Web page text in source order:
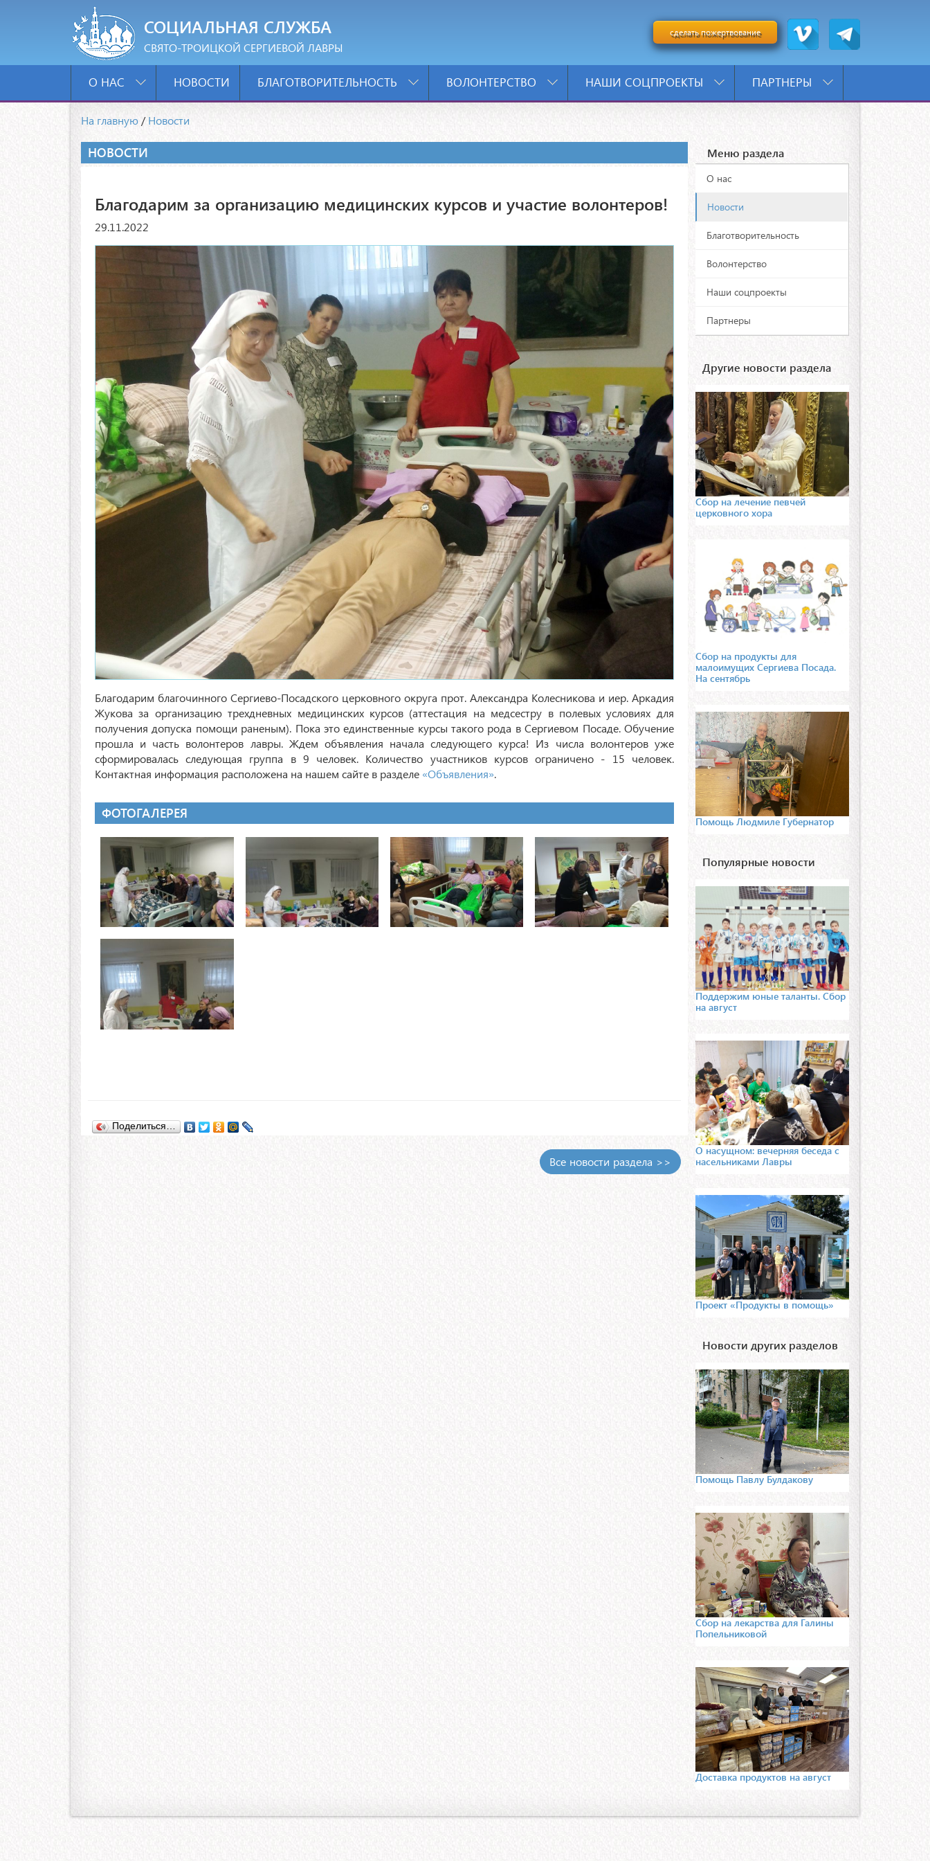
СОЦИАЛЬНАЯ СЛУЖБА
СВЯТО-ТРОИЦКОЙ СЕРГИЕВОЙ ЛАВРЫ
сделать пожертвование
О НАС НОВОСТИ БЛАГОТВОРИТЕЛЬНОСТЬ ВОЛОНТЕРСТВО НАШИ СОЦПРОЕКТЫ ПАРТНЕРЫ
На главную /Новости
НОВОСТИ
Благодарим за организацию медицинских курсов и участие волонтеров!
29.11.2022
Благодарим благочинного Сергиево-Посадского церковного округа прот. Александра Колесникова и иер. Аркадия
Жукова за организацию трехдневных медицинских курсов (аттестация на медсестру в полевых условиях для
получения допуска помощи раненым). Пока это единственные курсы такого рода в Сергиевом Посаде. Обучение
прошла и часть волонтеров лавры. Ждем объявления начала следующего курса! Из числа волонтеров уже
сформировалась следующая группа в 9 человек. Количество участников курсов ограничено - 15 человек.
Контактная информация расположена на нашем сайте в разделе «Объявления».
ФОТОГАЛЕРЕЯ
Поделиться…
Все новости раздела >>
Меню раздела
О нас
Новости
Благотворительность
Волонтерство
Наши соцпроекты
Партнеры
Другие новости раздела
Сбор на лечение певчей
церковного хора
Сбор на продукты для
малоимущих Сергиева Посада.
На сентябрь
Помощь Людмиле Губернатор
Популярные новости
Поддержим юные таланты. Сбор
на август
О насущном: вечерняя беседа с
насельниками Лавры
Проект «Продукты в помощь»
Новости других разделов
Помощь Павлу Булдакову
Сбор на лекарства для Галины
Попельниковой
Доставка продуктов на август